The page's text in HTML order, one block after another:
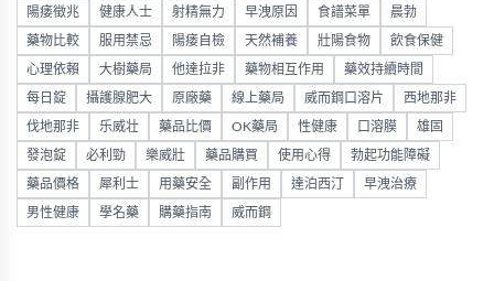
陽痿徵兆 健康人士 射精無力 早洩原因 食譜菜單 晨勃
藥物比較 服用禁忌 陽痿自檢 天然補養 壯陽食物 飲食保健
心理依賴 大樹藥局 他達拉非 藥物相互作用 藥效持續時間
每日錠 攝護腺肥大 原廠藥 線上藥局 威而鋼口溶片 西地那非
伐地那非 乐威壮 藥品比價 OK藥局 性健康 口溶膜 雄固
發泡錠 必利勁 樂威壯 藥品購買 使用心得 勃起功能障礙
藥品價格 犀利士 用藥安全 副作用 達泊西汀 早洩治療
男性健康 學名藥 購藥指南 威而鋼